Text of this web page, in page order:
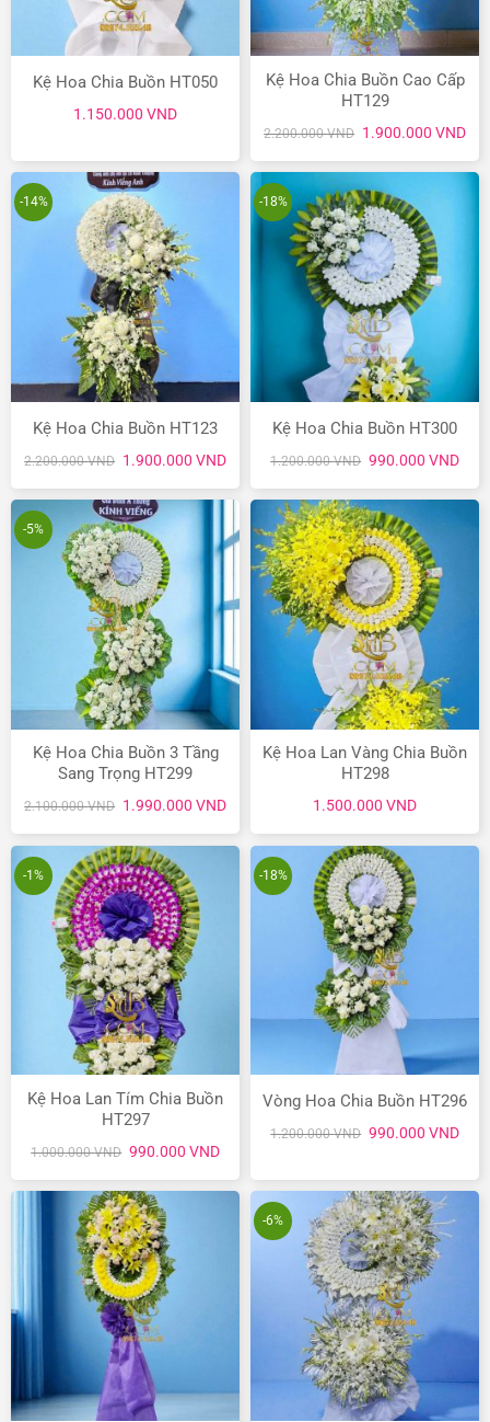
Kệ Hoa Chia Buồn HT050
1.150.000 VND
Kệ Hoa Chia Buồn Cao Cấp
HT129
2.200.000VND Giá
gốc
là:
2.200.000 VND.
1.900.000 VNDGiá
tại
là:
-14%
Kệ Hoa Chia Buồn HT123
2.200.000VND Giá
là:
2.200.000 VND.
1.900.000 VNDGiá
tại
là:
1.900.000 VND.
-18%
Kệ Hoa Chia Buồn HT300
1.200.000VND Giá
là:
1.200.000 VND.
990.000 VNDGiá
tại
là:
-5%
Kệ Hoa Chia Buồn 3 Tầng
Sang Trọng HT299
2.100.000VND Giá
là:
2.100.000 VND.
1.990.000 VNDGiá
tại
là:
1.990.000 VND.
Kệ Hoa Lan Vàng Chia Buồn
HT298
1.500.000 VND
-1%
Kệ Hoa Lan Tím Chia Buồn
HT297
1.000.000VND Giá
là:
1.000.000 VND.
990.000 VNDGiá
tại
là:
990.000 VND.
-18%
Vòng Hoa Chia Buồn HT296
1.200.000VND Giá
990.000 VNDGiá
-6%